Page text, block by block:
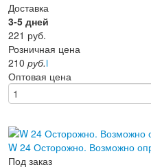
Доставка
3-5 дней
221 руб.
Розничная цена
210 руб.i
Оптовая цена
W 24 Осторожно. Возможно
Под заказ